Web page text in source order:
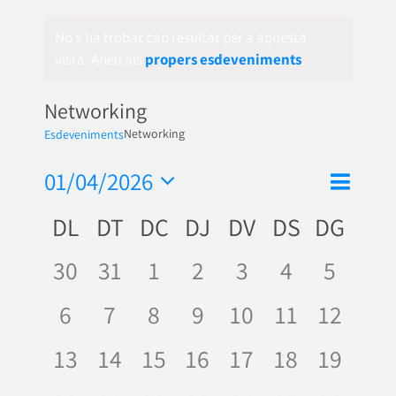
propers esdeveniments.
Networking
EsdevenimentsNetworking
Vistes
de
Mes
01/04/2026
una
data.
Calendari
de
Esdeveniments
DL DT DC DJ DV DS DG
0
30
0
31
0
1
0
2
0
3
0
4
0
5
0
6
0
7
0
8
0
9
0
10
0
11
0
12
0
13
0
14
0
15
0
16
0
17
0
18
0
19